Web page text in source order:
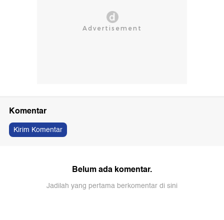
Komentar
Kirim Komentar
Belum ada komentar.
Jadilah yang pertama berkomentar di sini